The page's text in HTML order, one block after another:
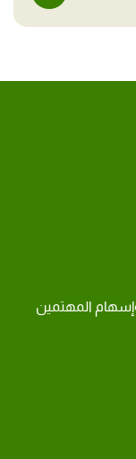
المهتمين